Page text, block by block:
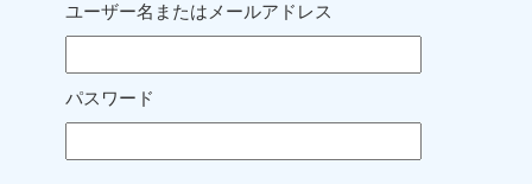
ユーザー名またはメールアドレス
パスワード